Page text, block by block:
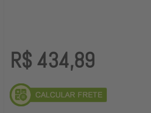
R$ 434,89